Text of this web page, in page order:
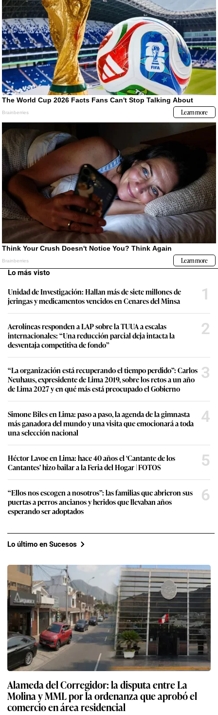
Lo más visto
Unidad de Investigación: Hallan más de siete millones de
jeringas y medicamentos vencidos en Cenares del Minsa
1
Aerolíneas responden a LAP sobre la TUUA a escalas
internacionales: “Una reducción parcial deja intacta la
desventaja competitiva de fondo”
2
“La organización está recuperando el tiempo perdido”: Carlos
Neuhaus, expresidente de Lima 2019, sobre los retos a un año
de Lima 2027 y en qué más está preocupado el Gobierno
3
Simone Biles en Lima: paso a paso, la agenda de la gimnasta
más ganadora del mundo y una visita que emocionará a toda
una selección nacional
4
Héctor Lavoe en Lima: hace 40 años el ‘Cantante de los
Cantantes’ hizo bailar a la Feria del Hogar | FOTOS
5
“Ellos nos escogen a nosotros”: las familias que abrieron sus
puertas a perros ancianos y heridos que llevaban años
esperando ser adoptados
6
Lo último en Sucesos
Alameda del Corregidor: la disputa entre La
Molina y MML por la ordenanza que aprobó el
comercio en área residencial